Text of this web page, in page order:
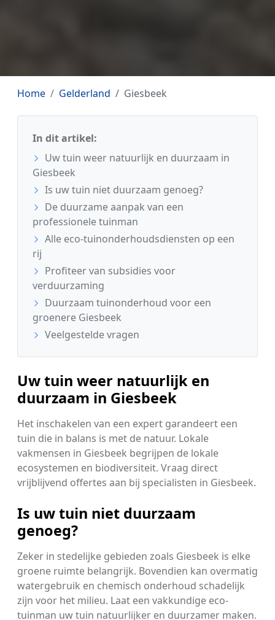
Home Gelderland Giesbeek
In dit artikel:
Uw tuin weer natuurlijk en duurzaam in
Giesbeek
Is uw tuin niet duurzaam genoeg?
De duurzame aanpak van een
professionele tuinman
Alle eco-tuinonderhoudsdiensten op een
rij
Profiteer van subsidies voor
verduurzaming
Duurzaam tuinonderhoud voor een
groenere Giesbeek
Veelgestelde vragen
Uw tuin weer natuurlijk en
duurzaam in Giesbeek
Het inschakelen van een expert garandeert een
tuin die in balans is met de natuur. Lokale
vakmensen in Giesbeek begrijpen de lokale
ecosystemen en biodiversiteit. Vraag direct
vrijblijvend offertes aan bij specialisten in Giesbeek.
Is uw tuin niet duurzaam
genoeg?
Zeker in stedelijke gebieden zoals Giesbeek is elke
groene ruimte belangrijk. Bovendien kan overmatig
watergebruik en chemisch onderhoud schadelijk
zijn voor het milieu. Laat een vakkundige eco-
tuinman uw tuin natuurlijker en duurzamer maken.